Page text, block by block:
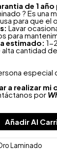
de 1
? Es
para que el
Lavar
para
estimado: 1-
alta cantidad
especial
a realizar mi
por
Añadir Al
Laminado